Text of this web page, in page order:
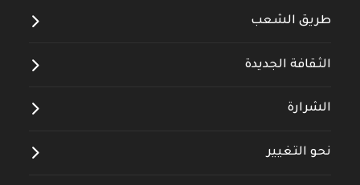
طريق الشعب
الثقافة الجديدة
الشرارة
نحو التغيير